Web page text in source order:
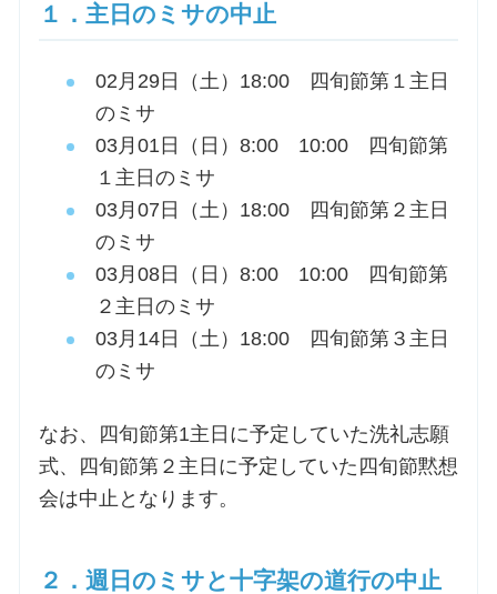
交通・アクセス
ご利用にあたって
１．主日のミサの中止
02月29日（土）18:00 四旬節第１主日
のミサ
03月01日（日）8:00 10:00 四旬節第
１主日のミサ
03月07日（土）18:00 四旬節第２主日
のミサ
03月08日（日）8:00 10:00 四旬節第
２主日のミサ
03月14日（土）18:00 四旬節第３主日
のミサ
なお、四旬節第1主日に予定していた洗礼志願
式、四旬節第２主日に予定していた四旬節黙想
会は中止となります。
２．週日のミサと十字架の道行の中止